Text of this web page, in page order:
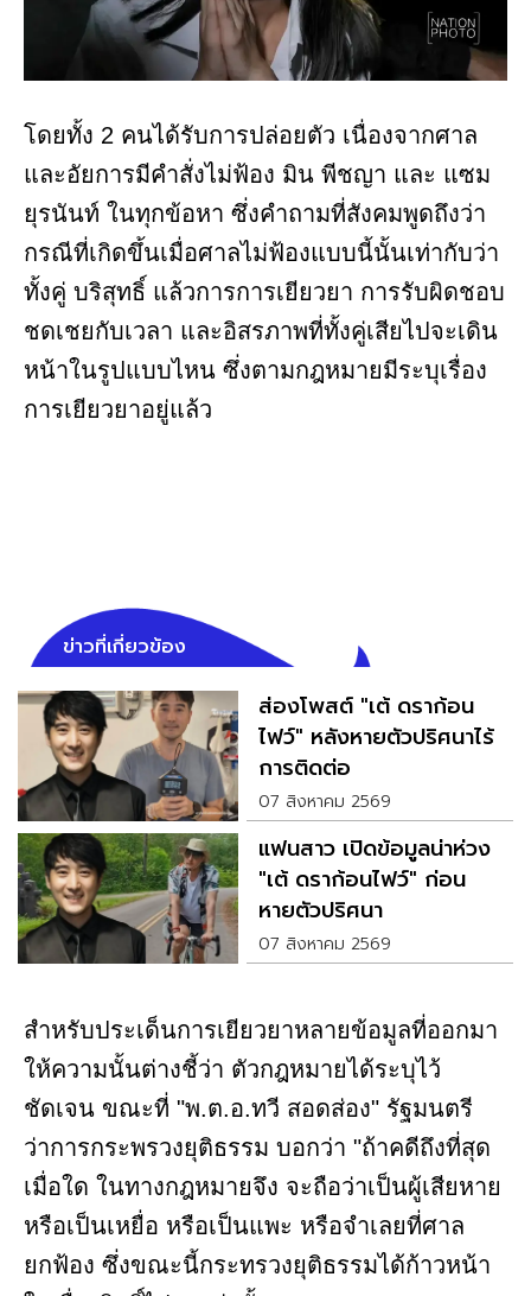
โดยทั้ง 2 คนได้รับการปล่อยตัว เนื่องจากศาล
และอัยการมีคำสั่งไม่ฟ้อง มิน พีชญา และ แซม
ยุรนันท์ ในทุกข้อหา ซึ่งคำถามที่สังคมพูดถึงว่า
กรณีที่เกิดขึ้นเมื่อศาลไม่ฟ้องแบบนี้นั้นเท่ากับว่า
ทั้งคู่ บริสุทธิ์ แล้วการการเยียวยา การรับผิดชอบ
ชดเชยกับเวลา และอิสรภาพที่ทั้งคู่เสียไปจะเดิน
หน้าในรูปแบบไหน ซึ่งตามกฎหมายมีระบุเรื่อง
การเยียวยาอยู่แล้ว
ข่าวที่เกี่ยวข้อง
ส่องโพสต์ "เต้ ดราก้อน
ไฟว์" หลังหายตัวปริศนาไร้
การติดต่อ
07 สิงหาคม 2569
แฟนสาว เปิดข้อมูลน่าห่วง
"เต้ ดราก้อนไฟว์" ก่อน
หายตัวปริศนา
07 สิงหาคม 2569
สำหรับประเด็นการเยียวยาหลายข้อมูลที่ออกมา
ให้ความนั้นต่างชี้ว่า ตัวกฎหมายได้ระบุไว้
ชัดเจน ขณะที่ "พ.ต.อ.ทวี สอดส่อง" รัฐมนตรี
ว่าการกระพรวงยุติธรรม บอกว่า "ถ้าคดีถึงที่สุด
เมื่อใด ในทางกฎหมายจึง จะถือว่าเป็นผู้เสียหาย
หรือเป็นเหยื่อ หรือเป็นแพะ หรือจำเลยที่ศาล
ยกฟ้อง ซึ่งขณะนี้กระทรวงยุติธรรมได้ก้าวหน้า